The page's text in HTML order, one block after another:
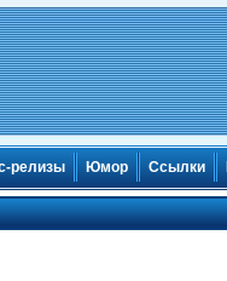
релизы Юмор Ссылки